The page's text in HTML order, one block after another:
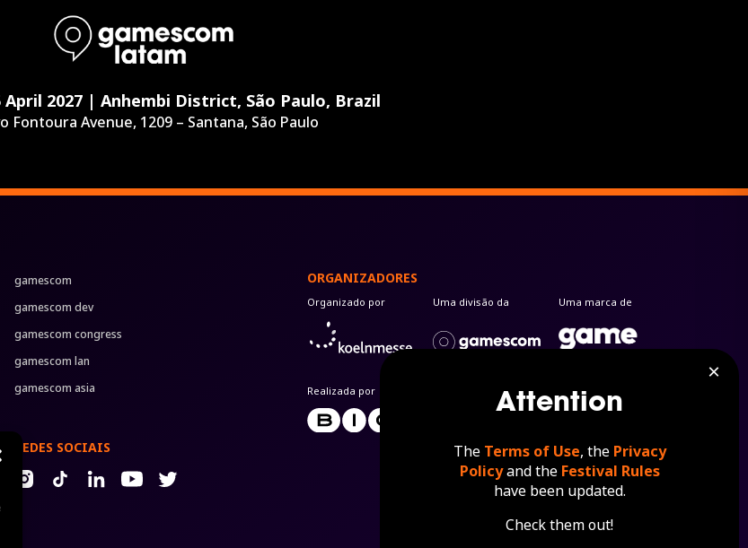
April 2027 | Anhembi District, São Paulo, Brazil
Fontoura Avenue, 1209 – Santana, São Paulo
gamescom
gamescom dev
gamescom congress
gamescom lan
gamescom asia
REDES SOCIAIS
ORGANIZADORES
Organizado por Uma divisão da Uma marca de
Realizada por
The Terms of Use, the Privacy
Policyand the Festival Rules
have been updated.
Check them out!